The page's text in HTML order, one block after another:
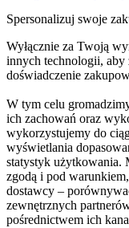
Spersonalizuj swoje
Wyłącznie za Twoją
innych technologii, aby
doświadczenie
W tym celu
ich zachowań oraz
wykorzystujemy do
wyświetlania
statystyk użytkowania.
zgodą i pod
dostawcy –
zewnętrznych
pośrednictwem ich